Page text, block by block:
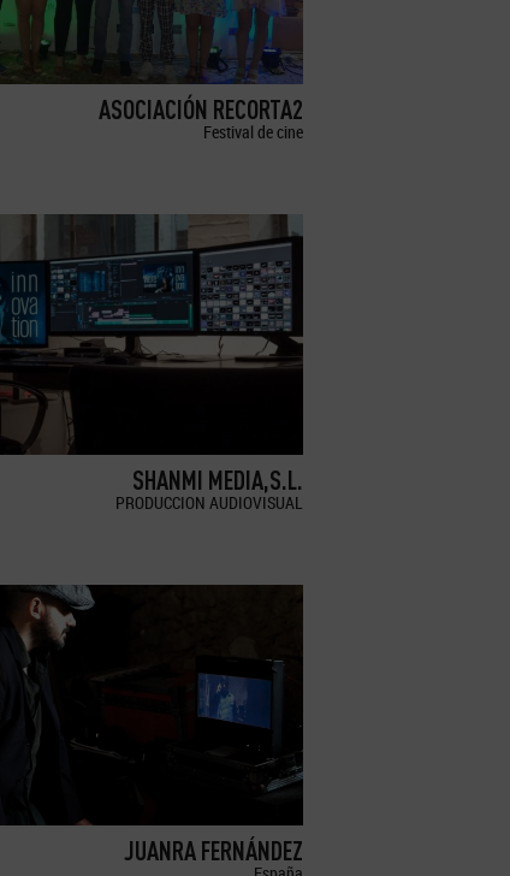
ASOCIACIÓN RECORTA2
Festival de cine
SHANMI MEDIA,S.L.
PRODUCCION AUDIOVISUAL
JUANRA FERNÁNDEZ